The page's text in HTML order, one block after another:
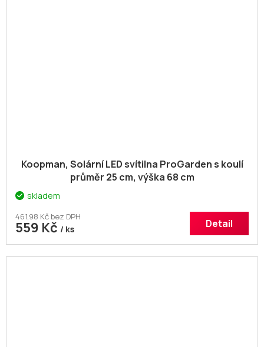
Koopman, Solární LED svítilna ProGarden s koulí
průměr 25 cm, výška 68 cm
skladem
461,98 Kč bez DPH
559 Kč / ks Detail